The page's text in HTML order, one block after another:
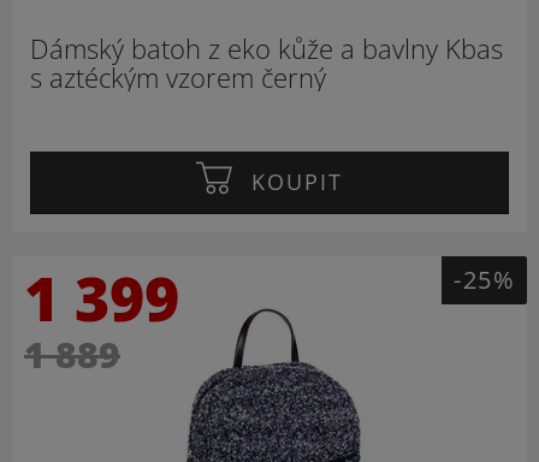
Dámský batoh z eko kůže a bavlny Kbas
s aztéckým vzorem černý
KOUPIT
1 399
1 889
-25%